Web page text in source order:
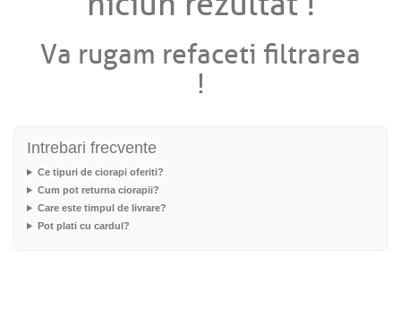
Va rugam refaceti filtrarea
!
Intrebari frecvente
Ce tipuri de ciorapi oferiti?
Cum pot returna ciorapii?
Care este timpul de livrare?
Pot plati cu cardul?